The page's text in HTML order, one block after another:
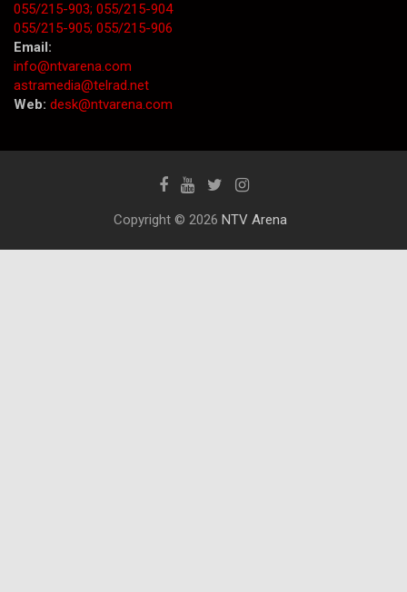
055/215-903; 055/215-904
055/215-905; 055/215-906
Email:
info@ntvarena.com
astramedia@telrad.net
Web: desk@ntvarena.com
Copyright © 2026 NTV Arena